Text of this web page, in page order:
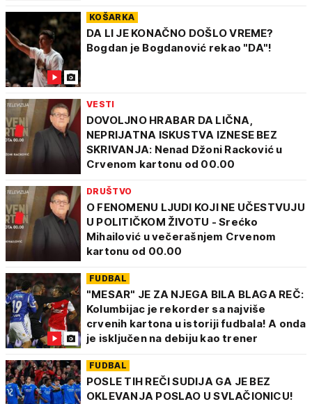
KOŠARKA
DA LI JE KONAČNO DOŠLO VREME?
Bogdan je Bogdanović rekao "DA"!
VESTI
DOVOLJNO HRABAR DA LIČNA,
NEPRIJATNA ISKUSTVA IZNESE BEZ
SKRIVANJA: Nenad Džoni Racković u
Crvenom kartonu od 00.00
DRUŠTVO
O FENOMENU LJUDI KOJI NE UČESTVUJU
U POLITIČKOM ŽIVOTU - Srećko
Mihailović u večerašnjem Crvenom
kartonu od 00.00
FUDBAL
"MESAR" JE ZA NJEGA BILA BLAGA REČ:
Kolumbijac je rekorder sa najviše
crvenih kartona u istoriji fudbala! A onda
je isključen na debiju kao trener
FUDBAL
POSLE TIH REČI SUDIJA GA JE BEZ
OKLEVANJA POSLAO U SVLAČIONICU!